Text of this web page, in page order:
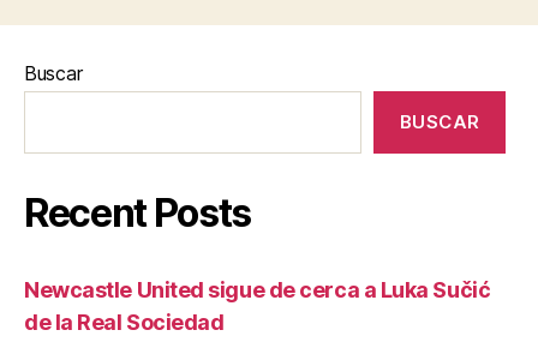
Buscar
BUSCAR
Recent Posts
Newcastle United sigue de cerca a Luka Sučić
de la Real Sociedad